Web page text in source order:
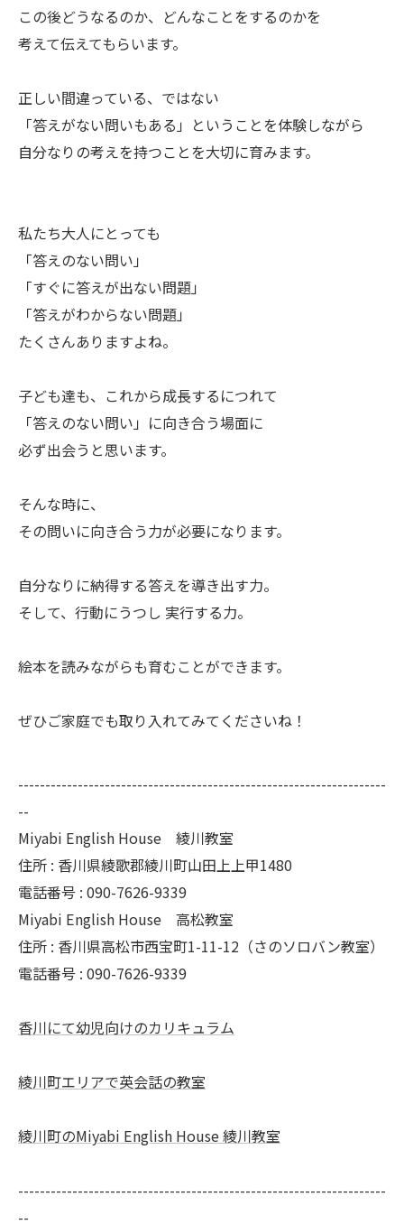
この後どうなるのか、どんなことをするのかを
考えて伝えてもらいます。
正しい間違っている、ではない
「答えがない問いもある」ということを体験しながら
自分なりの考えを持つことを大切に育みます。
私たち大人にとっても
「答えのない問い」
「すぐに答えが出ない問題」
「答えがわからない問題」
たくさんありますよね。
子ども達も、これから成長するにつれて
「答えのない問い」に向き合う場面に
必ず出会うと思います。
そんな時に、
その問いに向き合う力が必要になります。
自分なりに納得する答えを導き出す力。
そして、行動にうつし 実行する力。
絵本を読みながらも育むことができます。
ぜひご家庭でも取り入れてみてくださいね！
--------------------------------------------------------------------
--
Miyabi English House 綾川教室
住所 : 香川県綾歌郡綾川町山田上上甲1480
電話番号 : 090-7626-9339
Miyabi English House 高松教室
住所 : 香川県高松市西宝町1-11-12（さのソロバン教室）
電話番号 : 090-7626-9339
香川にて幼児向けのカリキュラム
綾川町エリアで英会話の教室
綾川町のMiyabi English House 綾川教室
--------------------------------------------------------------------
--